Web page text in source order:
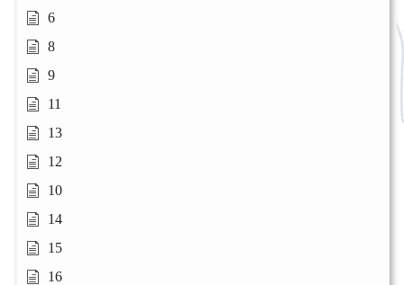
6
8
9
11
13
12
10
14
15
16